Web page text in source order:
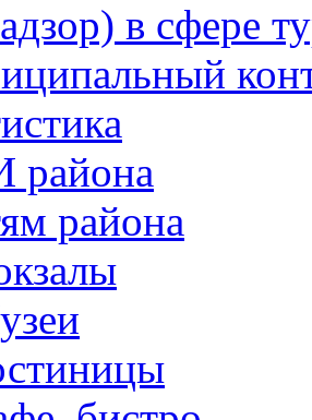
в сфере
района